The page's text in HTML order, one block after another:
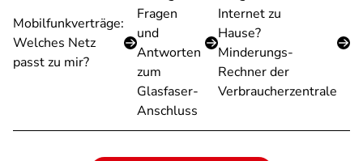
Mobilfunkverträge:
Welches Netz
passt zu mir?
Fragen
und
Antworten
zum
Glasfaser-
Anschluss
Internet zu
Hause?
Minderungs-
Rechner der
Verbraucherzentrale